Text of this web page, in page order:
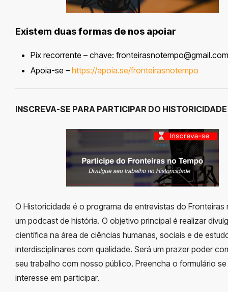
Existem duas formas de nos apoiar
Pix recorrente – chave: fronteirasnotempo@gmail.com
Apoia-se – https://apoia.se/fronteirasnotempo
INSCREVA-SE PARA PARTICIPAR DO HISTORICIDADE
O Historicidade é o programa de entrevistas do Fronteiras
um podcast de história. O objetivo principal é realizar
científica na área de ciências humanas, sociais e de
interdisciplinares com qualidade. Será um prazer poder
seu trabalho com nosso público. Preencha o formulário
interesse em participar.